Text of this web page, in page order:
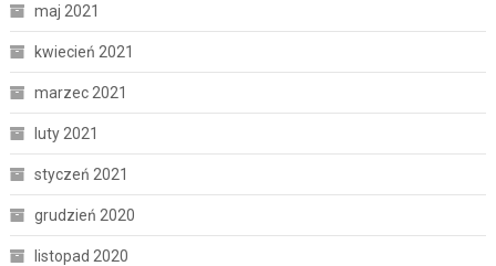
maj 2021
kwiecień 2021
marzec 2021
luty 2021
styczeń 2021
grudzień 2020
listopad 2020